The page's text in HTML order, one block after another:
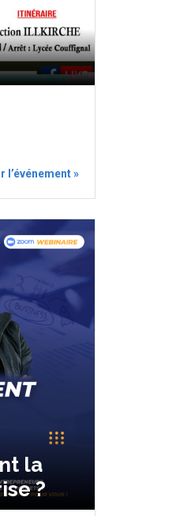
l’événement »
la
?